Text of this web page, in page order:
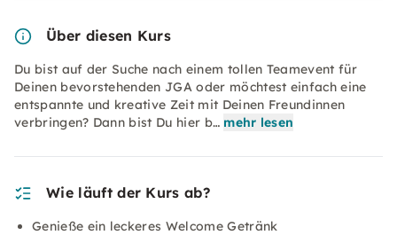
Über diesen Kurs
Du bist auf der Suche nach einem tollen Teamevent für
Deinen bevorstehenden JGA oder möchtest einfach eine
entspannte und kreative Zeit mit Deinen Freundinnen
verbringen? Dann bist Du hier b… mehr lesen
Wie läuft der Kurs ab?
Genieße ein leckeres Welcome Getränk